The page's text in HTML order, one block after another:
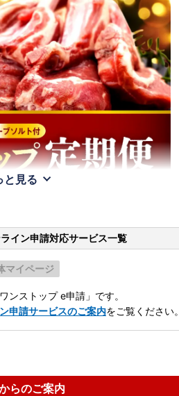
と見る
イン申請対応サービス一覧
マイページ
ンストップ e申請」です。
申請サービスのご案内をご覧ください。
らのご案内